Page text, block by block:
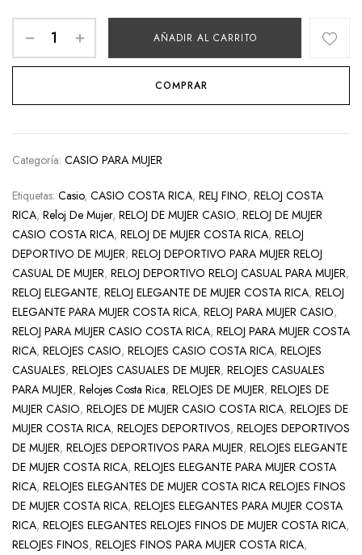
AÑADIR AL CARRITO
COMPRAR
Categoría: CASIO PARA MUJER
Etiquetas: Casio, CASIO COSTA RICA, RELJ FINO, RELOJ COSTA
RICA, Reloj De Mujer, RELOJ DE MUJER CASIO, RELOJ DE MUJER
CASIO COSTA RICA, RELOJ DE MUJER COSTA RICA, RELOJ
DEPORTIVO DE MUJER, RELOJ DEPORTIVO PARA MUJER RELOJ
CASUAL DE MUJER, RELOJ DEPORTIVO RELOJ CASUAL PARA MUJER,
RELOJ ELEGANTE, RELOJ ELEGANTE DE MUJER COSTA RICA, RELOJ
ELEGANTE PARA MUJER COSTA RICA, RELOJ PARA MUJER CASIO,
RELOJ PARA MUJER CASIO COSTA RICA, RELOJ PARA MUJER COSTA
RICA, RELOJES CASIO, RELOJES CASIO COSTA RICA, RELOJES
CASUALES, RELOJES CASUALES DE MUJER, RELOJES CASUALES
PARA MUJER, Relojes Costa Rica, RELOJES DE MUJER, RELOJES DE
MUJER CASIO, RELOJES DE MUJER CASIO COSTA RICA, RELOJES DE
MUJER COSTA RICA, RELOJES DEPORTIVOS, RELOJES DEPORTIVOS
DE MUJER, RELOJES DEPORTIVOS PARA MUJER, RELOJES ELEGANTE
DE MUJER COSTA RICA, RELOJES ELEGANTE PARA MUJER COSTA
RICA, RELOJES ELEGANTES DE MUJER COSTA RICA RELOJES FINOS
DE MUJER COSTA RICA, RELOJES ELEGANTES PARA MUJER COSTA
RICA, RELOJES ELEGANTES RELOJES FINOS DE MUJER COSTA RICA,
RELOJES FINOS, RELOJES FINOS PARA MUJER COSTA RICA,